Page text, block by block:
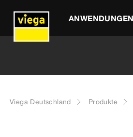
ANWENDUNGEN
Viega Deutschland Produkte